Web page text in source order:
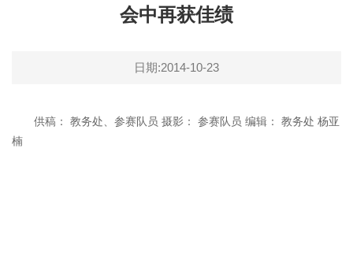
会中再获佳绩
日期:2014-10-23
供稿： 教务处、参赛队员 摄影： 参赛队员 编辑： 教务处 杨亚
楠